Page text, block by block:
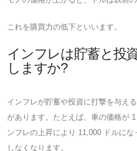
これを購買力の低下といいます。
インフレは貯蓄と投
しますか?
インフレが貯蓄や投資に打撃を与え
があります。たとえば、車の価格が
ンフレの上昇により 11,000 ドルに
しなくなります。